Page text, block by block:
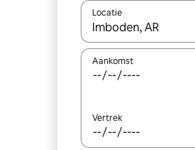
Locatie
Wanneer er
Aankomst
Vertrek